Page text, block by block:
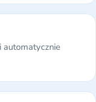
automatycznie